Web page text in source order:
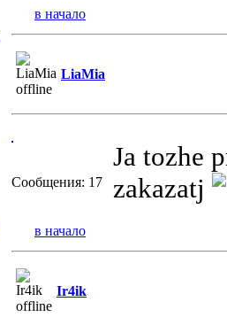
в начало
LiaMia
Сообщения: 17
Ja tozhe
zakazatj
в начало
Ir4ik